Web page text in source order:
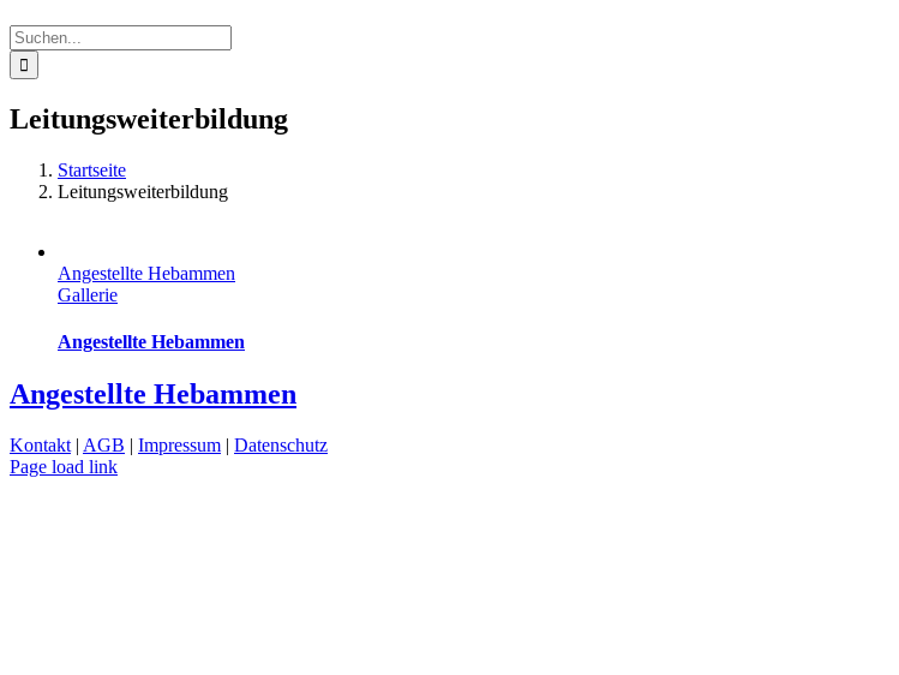
Suche
nach:
Leitungsweiterbildung
Startseite
Leitungsweiterbildung
Angestellte Hebammen
Gallerie
Angestellte Hebammen
Angestellte Hebammen
Kontakt | AGB | Impressum | Datenschutz
Page load link